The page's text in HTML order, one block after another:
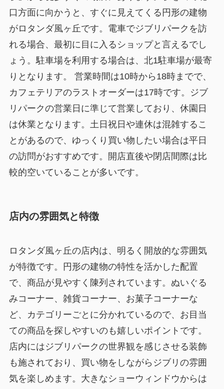
口方面に向かうと、すぐに見えてくる円形の建物
がロタンダ風ヶ丘です。電車でジブリパークを訪
れる場合、最初に目に入るショップと言えるでし
ょう。駐車場を利用する場合は、北1駐車場が最寄
りとなります。 営業時間は10時から18時までで、
カフェテリアのラストオーダーは17時です。ジブ
リパークの営業日に準じて営業しており、休園日
は休業となります。土日祝日や連休は混雑するこ
とがあるので、ゆっくり買い物したい場合は平日
の訪問がおすすめです。開店直後や閉店間際は比
較的空いていることが多いです。
店内の雰囲気と特徴
ロタンダ風ヶ丘の店内は、明るく開放的な雰囲気
が特徴です。円形の建物の特性を活かした配置
で、商品が見やすく陳列されています。ぬいぐる
みコーナー、雑貨コーナー、お菓子コーナーな
ど、カテゴリーごとに分かれているので、お目当
ての商品を探しやすいのも嬉しいポイントです。
店内にはジブリパークの世界観を感じさせる装飾
も施されており、買い物をしながらジブリの雰囲
気を楽しめます。大きなショーウィンドウからは